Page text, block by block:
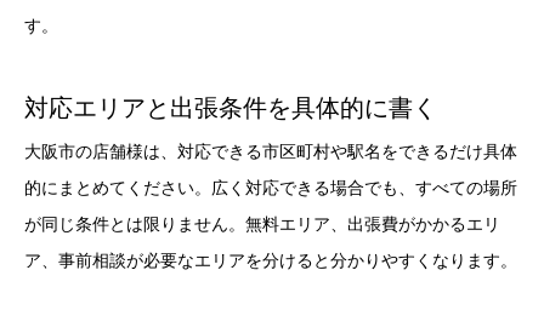
す。
対応エリアと出張条件を具体的に書く
大阪市の店舗様は、対応できる市区町村や駅名をできるだけ具体
的にまとめてください。広く対応できる場合でも、すべての場所
が同じ条件とは限りません。無料エリア、出張費がかかるエリ
ア、事前相談が必要なエリアを分けると分かりやすくなります。